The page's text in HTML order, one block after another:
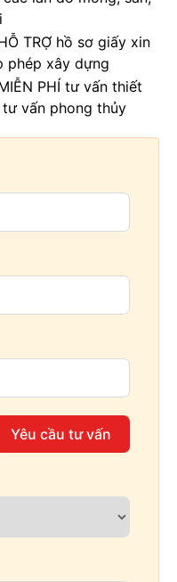
TRỢ hồ sơ giấy xin
phép xây dựng
PHÍ tư vấn thiết
tư vấn phong thủy
Yêu cầu tư vấn